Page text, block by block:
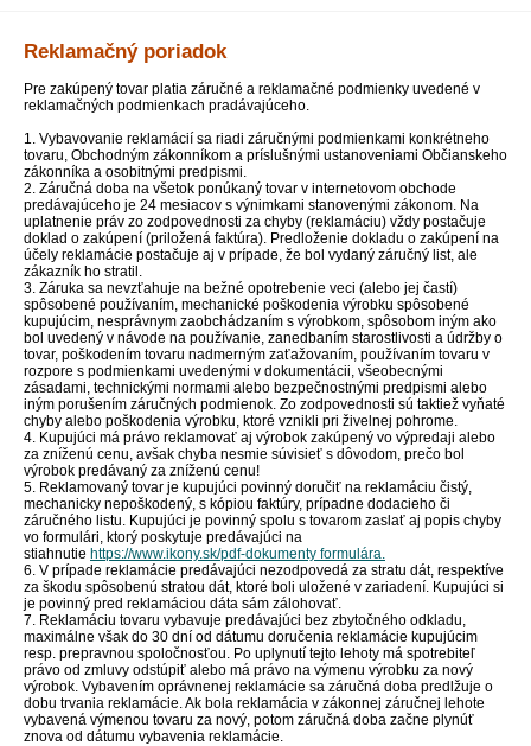
Reklamačný poriadok
Pre zakúpený tovar platia záručné a reklamačné podmienky uvedené v
reklamačných podmienkach pradávajúceho.
1. Vybavovanie reklamácií sa riadi záručnými podmienkami konkrétneho
tovaru, Obchodným zákonníkom a príslušnými ustanoveniami Občianskeho
zákonníka a osobitnými predpismi.
2. Záručná doba na všetok ponúkaný tovar v internetovom obchode
predávajúceho je 24 mesiacov s výnimkami stanovenými zákonom. Na
uplatnenie práv zo zodpovednosti za chyby (reklamáciu) vždy postačuje
doklad o zakúpení (priložená faktúra). Predloženie dokladu o zakúpení na
účely reklamácie postačuje aj v prípade, že bol vydaný záručný list, ale
zákazník ho stratil.
3. Záruka sa nevzťahuje na bežné opotrebenie veci (alebo jej častí)
spôsobené používaním, mechanické poškodenia výrobku spôsobené
kupujúcim, nesprávnym zaobchádzaním s výrobkom, spôsobom iným ako
bol uvedený v návode na používanie, zanedbaním starostlivosti a údržby o
tovar, poškodením tovaru nadmerným zaťažovaním, používaním tovaru v
rozpore s podmienkami uvedenými v dokumentácii, všeobecnými
zásadami, technickými normami alebo bezpečnostnými predpismi alebo
iným porušením záručných podmienok. Zo zodpovednosti sú taktiež vyňaté
chyby alebo poškodenia výrobku, ktoré vznikli pri živelnej pohrome.
4. Kupujúci má právo reklamovať aj výrobok zakúpený vo výpredaji alebo
za zníženú cenu, avšak chyba nesmie súvisieť s dôvodom, prečo bol
výrobok predávaný za zníženú cenu!
5. Reklamovaný tovar je kupujúci povinný doručiť na reklamáciu čistý,
mechanicky nepoškodený, s kópiou faktúry, prípadne dodacieho či
záručného listu. Kupujúci je povinný spolu s tovarom zaslať aj popis chyby
vo formulári, ktorý poskytuje predávajúci na
stiahnutie https://www.ikony.sk/pdf-dokumenty formulára.
6. V prípade reklamácie predávajúci nezodpovedá za stratu dát, respektíve
za škodu spôsobenú stratou dát, ktoré boli uložené v zariadení. Kupujúci si
je povinný pred reklamáciou dáta sám zálohovať.
7. Reklamáciu tovaru vybavuje predávajúci bez zbytočného odkladu,
maximálne však do 30 dní od dátumu doručenia reklamácie kupujúcim
resp. prepravnou spoločnosťou. Po uplynutí tejto lehoty má spotrebiteľ
právo od zmluvy odstúpiť alebo má právo na výmenu výrobku za nový
výrobok. Vybavením oprávnenej reklamácie sa záručná doba predlžuje o
dobu trvania reklamácie. Ak bola reklamácia v zákonnej záručnej lehote
vybavená výmenou tovaru za nový, potom záručná doba začne plynúť
znova od dátumu vybavenia reklamácie.